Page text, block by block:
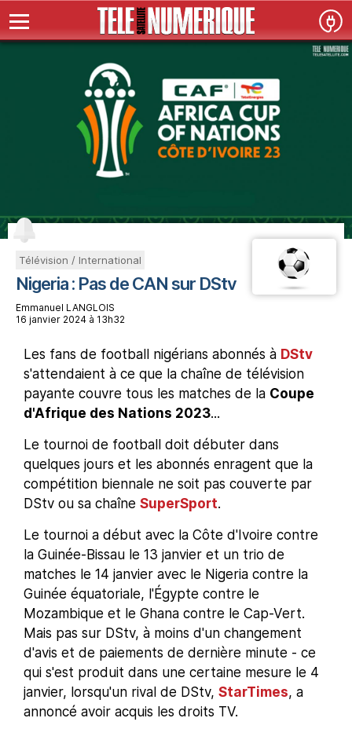
Télévision / International
Nigeria : Pas de CAN sur DStv
Emmanuel LANGLOIS
16 janvier 2024 à 13h32
Les fans de football nigérians abonnés à DStv
s'attendaient à ce que la chaîne de télévision
payante couvre tous les matches de la Coupe
d'Afrique des Nations 2023...
Le tournoi de football doit débuter dans
quelques jours et les abonnés enragent que la
compétition biennale ne soit pas couverte par
DStv ou sa chaîne SuperSport.
Le tournoi a début avec la Côte d'Ivoire contre
la Guinée-Bissau le 13 janvier et un trio de
matches le 14 janvier avec le Nigeria contre la
Guinée équatoriale, l'Égypte contre le
Mozambique et le Ghana contre le Cap-Vert.
Mais pas sur DStv, à moins d'un changement
d'avis et de paiements de dernière minute - ce
qui s'est produit dans une certaine mesure le 4
janvier, lorsqu'un rival de DStv, StarTimes, a
annoncé avoir acquis les droits TV.